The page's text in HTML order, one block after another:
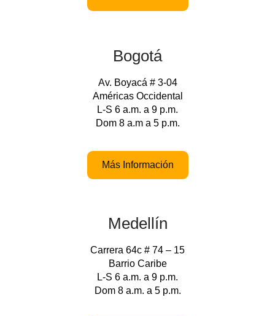
Bogotá
Av. Boyacá # 3-04
Américas Occidental
L-S 6 a.m. a 9 p.m.
Dom 8 a.m a 5 p.m.
Más Información
Medellín
Carrera 64c # 74 – 15
Barrio Caribe
L-S 6 a.m. a 9 p.m.
Dom 8 a.m. a 5 p.m.